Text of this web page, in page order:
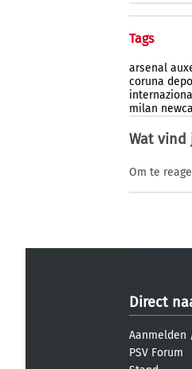
Tags
arsenal
coruna
milan
Wat vind
Om te
Direct
Aanmelden
PSV Forum